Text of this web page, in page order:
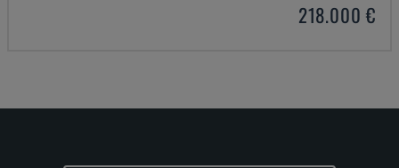
218.000 €